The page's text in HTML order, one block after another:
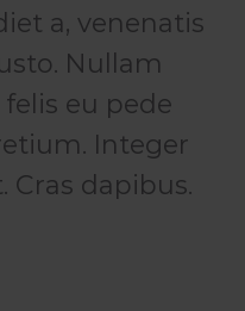
a, venenatis
Nullam
eu pede
Integer
Cras dapibus.